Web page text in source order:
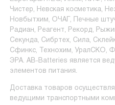
Чистер, Невская косметика,
Новбытхим, ОЧАГ, Печные
Радиан, Реагент, Рекорд,
Секунда, Сибртех, Сила,
Сфинкс, Технохим, УралСКО,
ЭРА. AB-Batteries является
элементов питания.
Доставка товаров
ведущими транспортными